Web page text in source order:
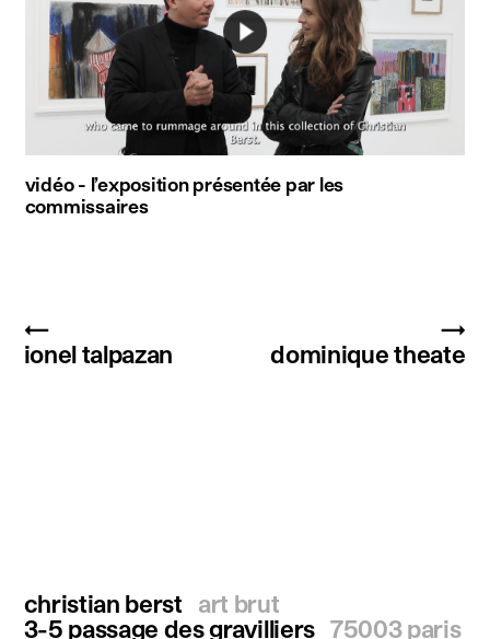
vidéo - l’exposition présentée par les
commissaires
←
ionel talpazan
→
dominique theate
christian berst
art brut
3-5 passage des gravilliers 75003 paris